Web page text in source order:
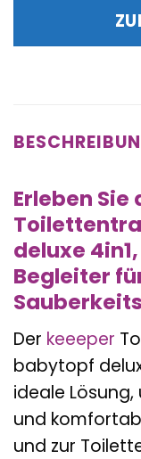
Erleben
deluxe
Begleiter
Der keeeper
babytopf
ideale
und
und zur